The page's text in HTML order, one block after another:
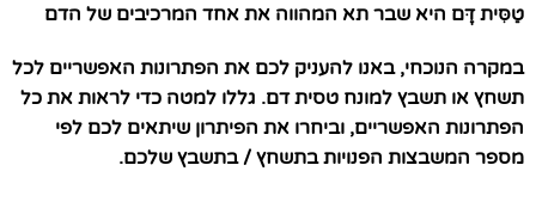
טַסִּית דָּם היא שבר תא המהווה את אחד המרכיבים של הדם
במקרה הנוכחי, באנו להעניק לכם את הפתרונות האפשריים לכל
תשחץ או תשבץ למונח טסית דם. גללו למטה כדי לראות את כל
הפתרונות האפשריים, וביחרו את הפיתרון שיתאים לכם לפי
מספר המשבצות הפנויות בתשחץ / בתשבץ שלכם.